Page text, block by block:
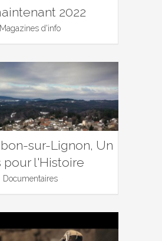
2022
Magazines d'info
sur-Lignon, Un
pour l'Histoire
Documentaires